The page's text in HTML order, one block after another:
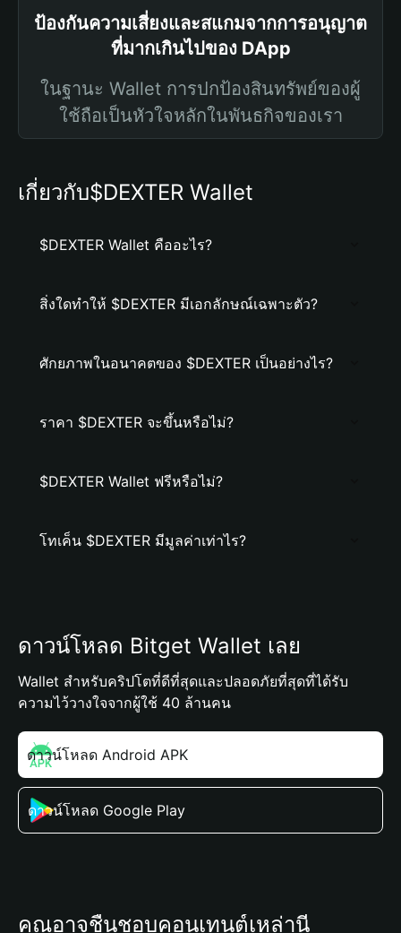
ป้องกันความเสี่ยงและสแกมจากการอนุญาต
ที่มากเกินไปของ DApp
ในฐานะ Wallet การปกป้องสินทรัพย์ของผู้
ใช้ถือเป็นหัวใจหลักในพันธกิจของเรา
เกี่ยวกับ$DEXTER Wallet
$DEXTER Wallet คืออะไร?
สิ่งใดทำให้ $DEXTER มีเอกลักษณ์เฉพาะตัว?
ศักยภาพในอนาคตของ $DEXTER เป็นอย่างไร?
ราคา $DEXTER จะขึ้นหรือไม่?
$DEXTER Wallet ฟรีหรือไม่?
โทเค็น $DEXTER มีมูลค่าเท่าไร?
ดาวน์โหลด Bitget Wallet เลย
Wallet สำหรับคริปโตที่ดีที่สุดและปลอดภัยที่สุดที่ได้รับ
ความไว้วางใจจากผู้ใช้ 40 ล้านคน
ดาวน์โหลด Android APK
ดาวน์โหลด Google Play
คุณอาจชื่นชอบคอนเทนต์เหล่านี้